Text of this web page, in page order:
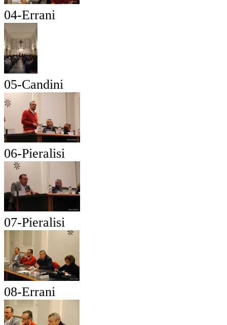
04-Errani
05-Candini
06-Pieralisi
07-Pieralisi
08-Errani